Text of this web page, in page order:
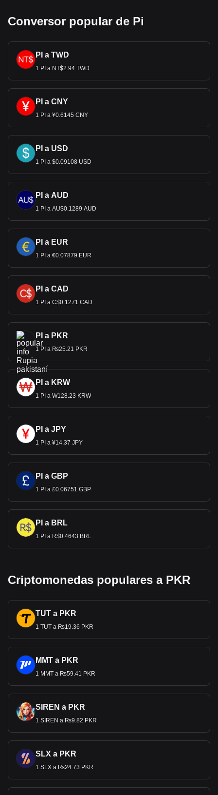
Conversor popular de Pi
PI a TWD
1 PI a NT$2.94 TWD
PI a CNY
1 PI a ¥0.6145 CNY
PI a USD
1 PI a $0.09108 USD
PI a AUD
1 PI a AU$0.1289 AUD
PI a EUR
1 PI a €0.07879 EUR
PI a CAD
1 PI a C$0.1271 CAD
PI a PKR
1 PI a ₨25.21 PKR
PI a KRW
1 PI a ₩128.23 KRW
PI a JPY
1 PI a ¥14.37 JPY
PI a GBP
1 PI a £0.06751 GBP
PI a BRL
1 PI a R$0.4643 BRL
Criptomonedas populares a PKR
TUT a PKR
1 TUT a ₨19.36 PKR
MMT a PKR
1 MMT a ₨59.41 PKR
SIREN a PKR
1 SIREN a ₨9.82 PKR
SLX a PKR
1 SLX a ₨24.73 PKR